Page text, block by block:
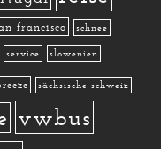
francisco schnee
service slowenien
sächsische schweiz
vwbus